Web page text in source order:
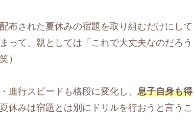
布された夏休みの宿題を取り組むだけにして
って、親としては「これで大丈夫なのだろう
）
進行スピードも格段に変化し、 息子自身も得
休みは宿題とは別にドリルを行おうと言うこ